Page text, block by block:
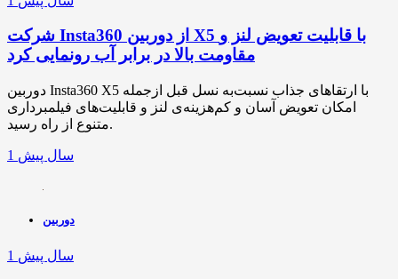
شرکت Insta360 از دوربین X5 با قابلیت تعویض لنز و
مقاومت بالا در برابر آب رونمایی کرد
دوربین Insta360 X5 با ارتقاهای جذاب نسبت‌به نسل قبل ازجمله
امکان تعویض آسان و کم‌هزینه‌ی لنز و قابلیت‌های فیلمبرداری
متنوع از راه رسید.
1 سال پیش
دوربین
1 سال پیش